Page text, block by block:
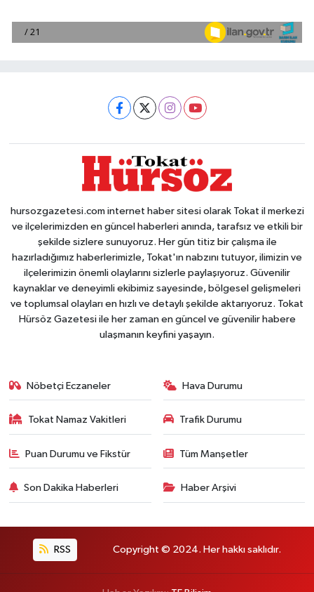
hursozgazetesi.com internet haber sitesi olarak Tokat il merkezi
ve ilçelerimizden en güncel haberleri anında, tarafsız ve etkili bir
şekilde sizlere sunuyoruz. Her gün titiz bir çalışma ile
hazırladığımız haberlerimizle, Tokat'ın nabzını tutuyor, ilimizin ve
ilçelerimizin önemli olaylarını sizlerle paylaşıyoruz. Güvenilir
kaynaklar ve deneyimli ekibimiz sayesinde, bölgesel gelişmeleri
ve toplumsal olayları en hızlı ve detaylı şekilde aktarıyoruz. Tokat
Hürsöz Gazetesi ile her zaman en güncel ve güvenilir habere
ulaşmanın keyfini yaşayın.
Nöbetçi Eczaneler Hava Durumu
Tokat Namaz Vakitleri Trafik Durumu
Puan Durumu ve Fikstür Tüm Manşetler
Son Dakika Haberleri Haber Arşivi
RSS Copyright © 2024. Her hakkı saklıdır.